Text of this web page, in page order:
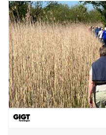
deler Falck, hvad du skal
gør, hvis det alligevel går